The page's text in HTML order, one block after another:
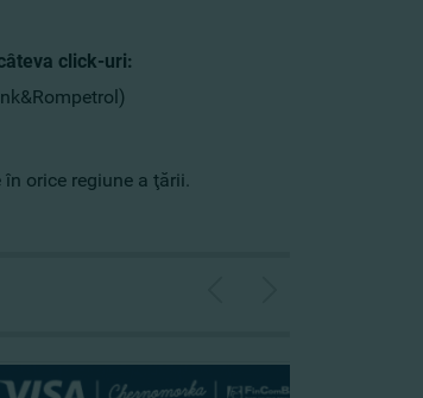
click-uri:
orice regiune a ţării.